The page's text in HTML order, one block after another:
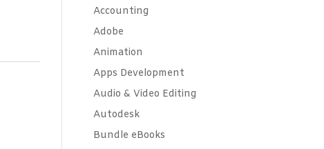
Accounting
Adobe
Animation
Apps Development
Audio & Video Editing
Autodesk
Bundle eBooks